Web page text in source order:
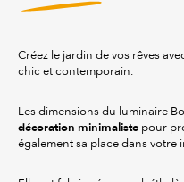
Créez le jardin de vos rêves
chic et contemporain.
Les dimensions du luminaire
décoration minimaliste pour
également sa place dans votre